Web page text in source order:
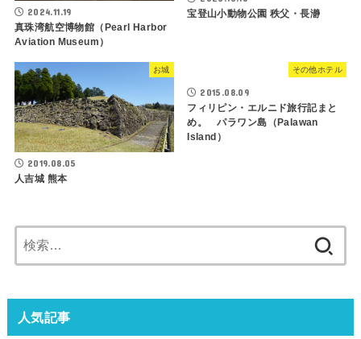
2024.11.19
真珠湾航空博物館（Pearl Harbor
Aviation Museum）
宝登山小動物公園 秩父・長瀞
お城
2019.08.05
人吉城 熊本
その他ホテル
2015.08.09
フィリピン・エルニド旅行記まと
め。 パラワン島（Palawan
Island）
索:
人気記事